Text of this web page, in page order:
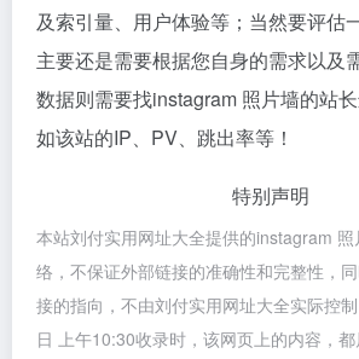
及索引量、用户体验等；当然要评估
主要还是需要根据您自身的需求以及
数据则需要找instagram 照片墙的站长
如该站的IP、PV、跳出率等！
特别声明
本站刘付实用网址大全提供的instagram
络，不保证外部链接的准确性和完整性，
接的指向，不由刘付实用网址大全实际控
日 上午10:30收录时，该网页上的内容，